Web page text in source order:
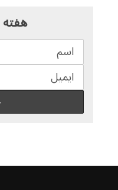
هفته